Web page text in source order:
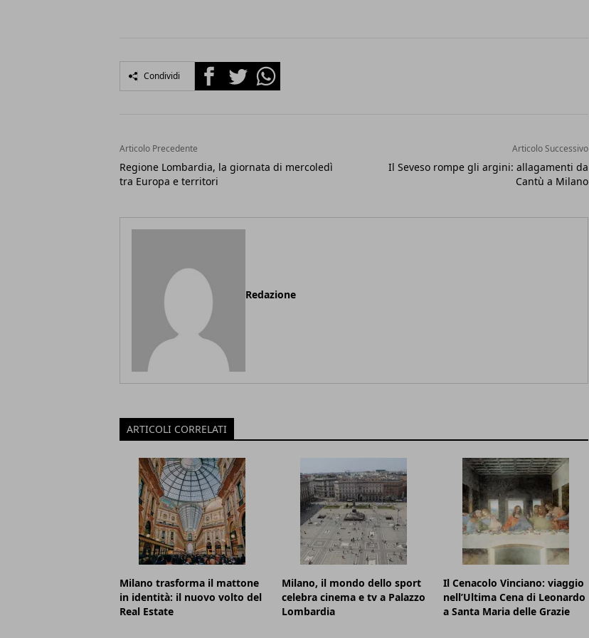
Condividi FacebookTwitterWhatsapp
Articolo Precedente
Regione Lombardia, la giornata di mercoledì
tra Europa e territori
Articolo Successivo
Il Seveso rompe gli argini: allagamenti da
Cantù a Milano
Redazione
ARTICOLI CORRELATI
Milano trasforma il mattone
in identità: il nuovo volto del
Real Estate
Milano, il mondo dello sport
celebra cinema e tv a Palazzo
Lombardia
Il Cenacolo Vinciano: viaggio
nell’Ultima Cena di Leonardo
a Santa Maria delle Grazie